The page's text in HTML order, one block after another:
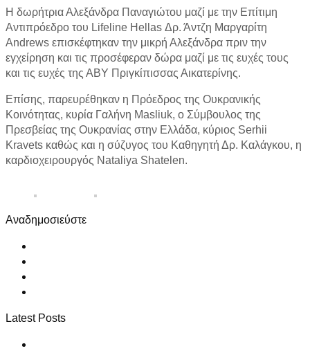
Η δωρήτρια Αλεξάνδρα Παναγιώτου μαζί με την Επίτιμη
Αντιπρόεδρο του Lifeline Hellas Δρ. Άντζη Μαργαρίτη
Andrews επισκέφτηκαν την μικρή Αλεξάνδρα πριν την
εγχείρηση και τις προσέφεραν δώρα μαζί με τις ευχές τους
και τις ευχές της ΑΒΥ Πριγκίπισσας Αικατερίνης.
Επίσης, παρευρέθηκαν η Πρόεδρος της Ουκρανικής
Κοινότητας, κυρία Γαλήνη Masliuk, ο Σύμβουλος της
Πρεσβείας της Ουκρανίας στην Ελλάδα, κύριος Serhii
Kravets καθώς και η σύζυγος του Καθηγητή Δρ. Καλάγκου, η
καρδιοχειρουργός Nataliya Shatelen.
Αναδημοσιεύστε
Latest Posts